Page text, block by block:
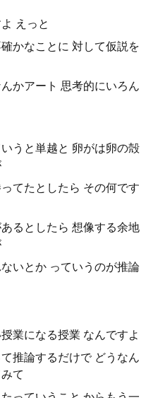
えっと
かなことに 対して仮説を
かアート 思考的にいろん
うと単越と 卵がは卵の殻
てたとしたら その何です
るとしたら 想像する余地
いとか っていうのが推論
業になる授業 なんですよ
推論するだけで どうなん
て